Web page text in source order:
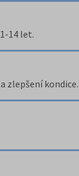
14 let.
zlepšení kondice.